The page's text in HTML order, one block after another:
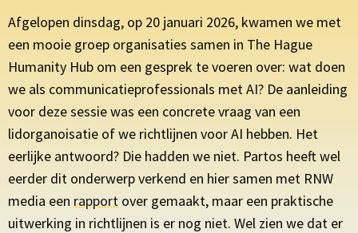
Afgelopen dinsdag, op 20 januari 2026, kwamen we met
een mooie groep organisaties samen in The Hague
Humanity Hub om een gesprek te voeren over: wat doen
we als communicatieprofessionals met AI? De aanleiding
voor deze sessie was een concrete vraag van een
lidorganoisatie of we richtlijnen voor AI hebben. Het
eerlijke antwoord? Die hadden we niet. Partos heeft wel
eerder dit onderwerp verkend en hier samen met RNW
media een rapport over gemaakt, maar een praktische
uitwerking in richtlijnen is er nog niet. Wel zien we dat er